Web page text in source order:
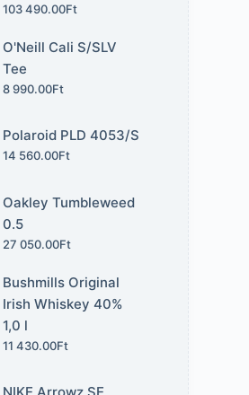
103 490.00Ft
O'Neill Cali S/SLV
Tee
8 990.00Ft
Polaroid PLD 4053/S
14 560.00Ft
Oakley Tumbleweed
0.5
27 050.00Ft
Bushmills Original
Irish Whiskey 40%
1,0 l
11 430.00Ft